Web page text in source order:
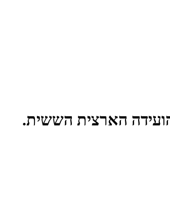
הארצית הששית.